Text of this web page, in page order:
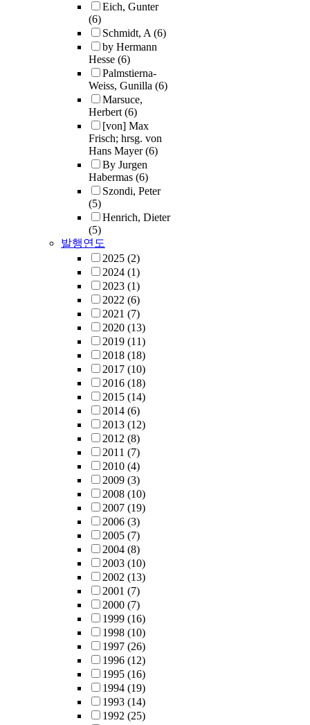
Eich, Gunter
(6)
Schmidt, A(6)
by Hermann
Hesse (6)
Palmstierna-
Weiss, Gunilla (6)
Marsuce,
Herbert(6)
[von] Max
Frisch; hrsg. von
Hans Mayer(6)
By Jurgen
Habermas (6)
Szondi, Peter
(5)
Henrich, Dieter
(5)
발행연도
2025 (2)
2024 (1)
2023 (1)
2022 (6)
2021 (7)
2020 (13)
2019 (11)
2018 (18)
2017 (10)
2016 (18)
2015 (14)
2014 (6)
2013 (12)
2012 (8)
2011 (7)
2010 (4)
2009 (3)
2008 (10)
2007 (19)
2006 (3)
2005 (7)
2004 (8)
2003 (10)
2002 (13)
2001 (7)
2000 (7)
1999 (16)
1998 (10)
1997 (26)
1996 (12)
1995 (16)
1994 (19)
1993 (14)
1992 (25)